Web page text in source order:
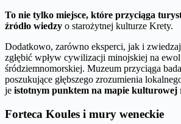
To nie tylko miejsce, które przyciąga
źródło wiedzy o starożytnej kulturze Krety.
Dodatkowo, zarówno eksperci, jak i
zgłębić wpływ cywilizacji minojskiej na
śródziemnomorskiej. Muzeum przyciąga
poszukujące głębszego zrozumienia
je istotnym punktem na mapie kulturowej
Forteca Koules i mury weneckie